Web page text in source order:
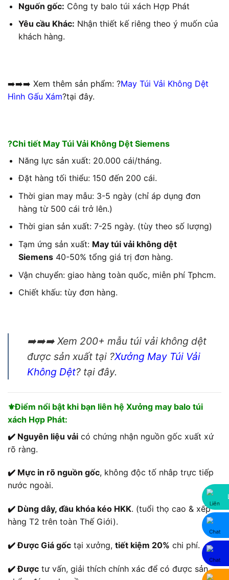
Nguốn gốc: Công ty balo túi xách Hợp Phát
Yêu cầu Khác: Nhận thiết kế riêng theo ý muốn của
khách hàng.
➡️➡️➡️ Xem thêm sản phẩm: ?May Túi Vải Không Dệt
Hình Gấu Xám?tại đây.
?Chi tiết May Túi Vải Không Dệt Siemens
Năng lực sản xuất: 20.000 cái/tháng.
Đặt hàng tối thiểu: 150 đến 200 cái.
Thời gian may mẫu: 3-5 ngày (chỉ áp dụng đơn
hàng từ 500 cái trở lên.)
Thời gian sản xuất: 7-25 ngày. (tùy theo số lượng)
Tạm ứng sản xuất: May túi vải không dệt
Siemens40-50% tổng giá trị đơn hàng.
Vận chuyển: giao hàng toàn quốc, miễn phí Tphcm.
Chiết khấu: tùy đơn hàng.
➡️➡️➡️ Xem 200+ mẫu túi vải không dệt
được sản xuất tại ?Xưởng May Túi Vải
Không Dệt? tại đây.
⚜️Điểm nổi bật khi bạn liên hệ Xưởng may balo túi
xách Hợp Phát:
✔️ Nguyên liệu vải có chứng nhận nguồn gốc xuất xứ
rõ ràng.
✔️ Mực in rõ nguồn gốc, không độc tố nhâp trực tiếp
nước ngoài.
✔️ Dùng dây, đầu khóa kéo HKK. (tuổi thọ cao & xếp
hàng T2 trên toàn Thế Giới).
✔️ Được Giá gốc tại xưởng, tiết kiệm 20% chi phí.
✔️ Được tư vấn, giải thích chính xác để có được sản